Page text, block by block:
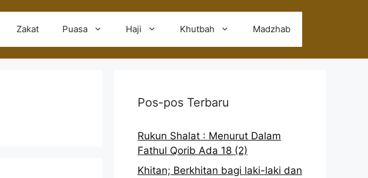
Zakat Puasa Haji Khutbah Madzhab
Pos-pos Terbaru
Rukun Shalat : Menurut Dalam
Fathul Qorib Ada 18 (2)
Khitan; Berkhitan bagi laki-laki dan